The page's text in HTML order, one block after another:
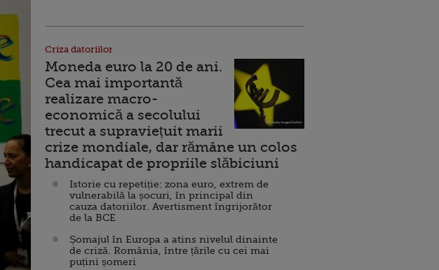
Criza datoriilor
Moneda euro la 20 de ani.
Cea mai importantă
realizare macro-
economică a secolului
trecut a supraviețuit marii
crize mondiale, dar rămâne un colos
handicapat de propriile slăbiciuni
Istorie cu repetiție: zona euro, extrem de
vulnerabilă la șocuri, în principal din
cauza datoriilor. Avertisment îngrijorător
de la BCE
Șomajul în Europa a atins nivelul dinainte
de criză. România, între țările cu cei mai
puțini șomeri